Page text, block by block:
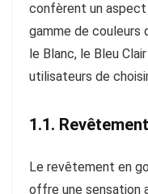
confèrent un
gamme de couleurs
le Blanc, le Bleu
utilisateurs de
1.1.
Le revêtement en
offre une sensation